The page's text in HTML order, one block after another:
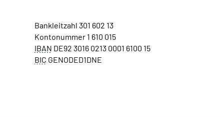
Bankleitzahl 301 602 13
Kontonummer 1 610 015
IBAN DE92 3016 0213 0001 6100 15
BIC GENODED1DNE